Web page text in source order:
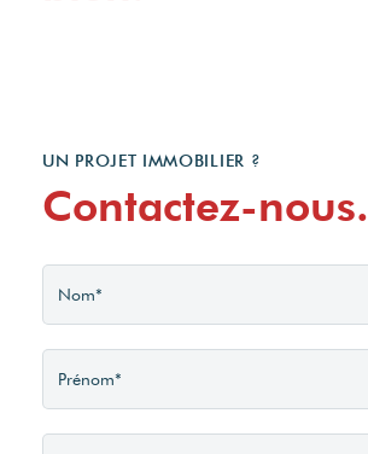
UN PROJET IMMOBILIER ?
Contactez-nous.